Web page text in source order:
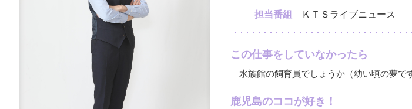
担当番組
ＫＴＳライブニュース
この仕事をしていなかったら
水族館の飼育員でしょうか（幼い頃の夢で
鹿児島のココが好き！